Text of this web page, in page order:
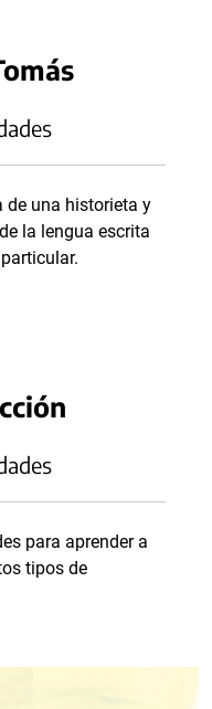
de una historieta y
la lengua escrita
para aprender a
tipos de